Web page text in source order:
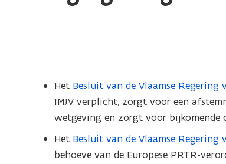
Het Besluit van de Vlaamse Regering
(
b
e
s
t
IMJV verplicht, zorgt voor een
wetgeving en zorgt voor bijkomende
Het Besluit van de Vlaamse Regering
(
P
behoeve van de Europese PRTR-